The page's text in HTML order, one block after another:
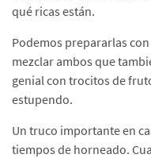
qué ricas están.
Podemos prepararlas
mezclar ambos que
genial con trocitos de
estupendo.
Un truco importante en
tiempos de horneado.